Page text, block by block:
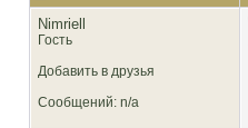
Nimriell
Гость
Добавить в друзья
Сообщений: n/a